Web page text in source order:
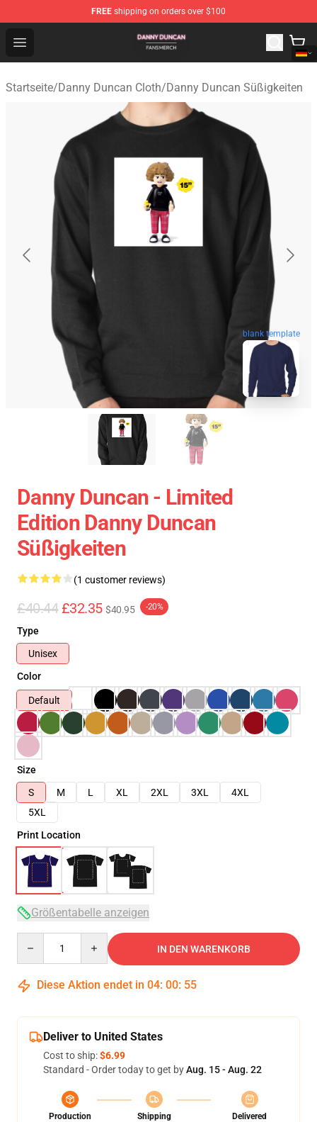
FREE shipping on orders over $100
Open menu
Danny Duncan Shop - Official Danny Duncan
Startseite/Danny Duncan Cloth/Danny Duncan Süßigkeiten
blank template
Danny Duncan - Limited
Edition Danny Duncan
Süßigkeiten
(1 customer reviews)
£40.44 £32.35 $40.95 -20%
Type
Unisex
Color
Default
Size
S
M L XL 2XL 3XL
4XL
5XL
Print Location
Größentabelle anzeigen
IN DEN WARENKORB
Diese Aktion endet in 04: 00: 54
Deliver to United States
Cost to ship:$6.99
Standard - Order today to get byAug. 15 - Aug. 22
Production
Shipping
Delivered